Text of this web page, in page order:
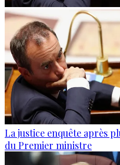
La justice enquête après
du Premier ministre